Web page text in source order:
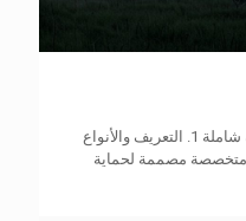
برج الصلب حماية البرق: نظرة عامة شاملة 1. التعريف والأنواع
متخصصة مصممة لحماية